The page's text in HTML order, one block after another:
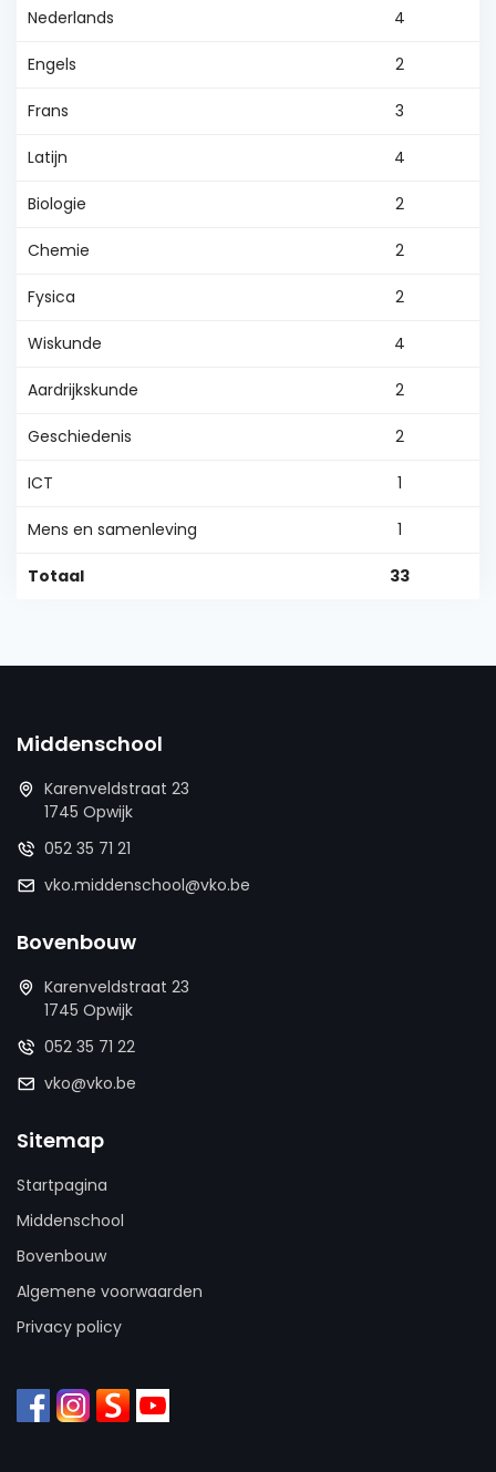
Nederlands 4
Engels 2
Frans 3
Latijn 4
Biologie 2
Chemie 2
Fysica 2
Wiskunde 4
Aardrijkskunde 2
Geschiedenis 2
ICT 1
Mens en samenleving 1
Totaal 33
Middenschool
Karenveldstraat 23
1745 Opwijk
052 35 71 21
vko.middenschool@vko.be
Bovenbouw
Karenveldstraat 23
1745 Opwijk
052 35 71 22
vko@vko.be
Sitemap
Startpagina
Middenschool
Bovenbouw
Algemene voorwaarden
Privacy policy